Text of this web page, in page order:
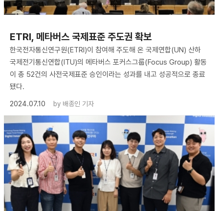
ETRI, 메타버스 국제표준 주도권 확보
한국전자통신연구원(ETRI)이 참여해 주도해 온 국제연합(UN) 산하
국제전기통신연합(ITU)의 메타버스 포커스그룹(Focus Group) 활동
이 총 52건의 사전국제표준 승인이라는 성과를 내고 성공적으로 종료
됐다.
2024.07.10
by 배종인 기자